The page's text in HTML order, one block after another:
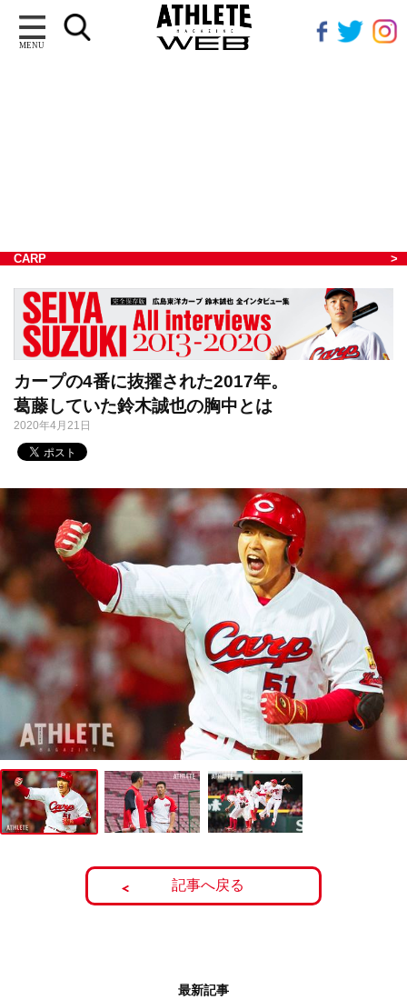
MENU
CARP
カープの4番に抜擢された2017年。
葛藤していた鈴木誠也の胸中とは
2020年4月21日
記事へ戻る
最新記事